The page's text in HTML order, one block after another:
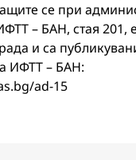
се при
– БАН, стая 201,
и са
ИФТТ – БАН:
ad-15